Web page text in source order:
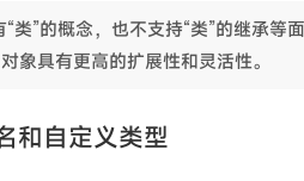
类”的概念，也不支持“类”的继承
象具有更高的扩展性和灵活性。
和自定义类型